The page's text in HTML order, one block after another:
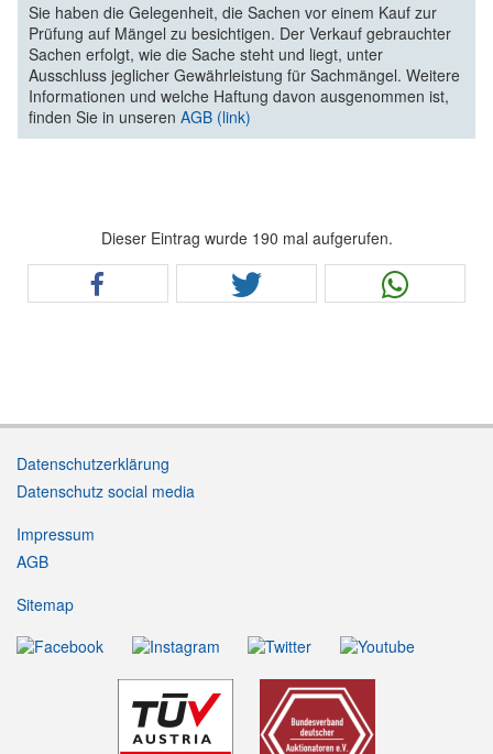
Sie haben die Gelegenheit, die Sachen vor einem Kauf zur
Prüfung auf Mängel zu besichtigen. Der Verkauf gebrauchter
Sachen erfolgt, wie die Sache steht und liegt, unter
Ausschluss jeglicher Gewährleistung für Sachmängel. Weitere
Informationen und welche Haftung davon ausgenommen ist,
finden Sie in unseren AGB (link)
Dieser Eintrag wurde 190 mal aufgerufen.
Datenschutzerklärung
Datenschutz social media
Impressum
AGB
Sitemap